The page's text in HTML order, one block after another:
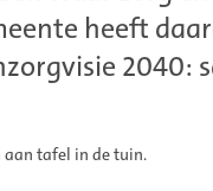
heeft
2040:
aan tafel in de tuin.